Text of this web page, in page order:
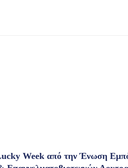
Week από την Ένωση